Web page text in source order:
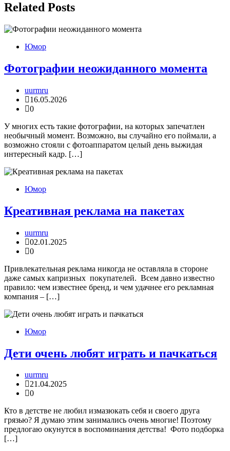
Related Posts
Юмор
Фотографии неожиданного момента
uurmru
16.05.2026
0
У многих есть такие фотографии, на которых запечатлен
необычный момент. Возможно, вы случайно его поймали, а
возможно стояли с фотоаппаратом целый день выжидая
интересный кадр. […]
Юмор
Креативная реклама на пакетах
uurmru
02.01.2025
0
Привлекательная реклама никогда не оставляла в стороне
даже самых капризных покупателей. Всем давно известно
правило: чем известнее бренд, и чем удачнее его рекламная
компания – […]
Юмор
Дети очень любят играть и пачкаться
uurmru
21.04.2025
0
Кто в детстве не любил измазюкать себя и своего друга
грязью? Я думаю этим занимались очень многие! Поэтому
предлогаю окунутся в воспоминания детства! Фото подборка
[…]